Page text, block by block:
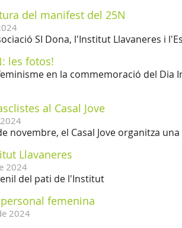
del manifest del 25N
SI Dona, l'Institut Llavaneres i
les fotos!
en la commemoració del Dia
al Casal Jove
2024
novembre, el Casal Jove organitza
Llavaneres
2024
del pati de l'Institut
femenina
2024